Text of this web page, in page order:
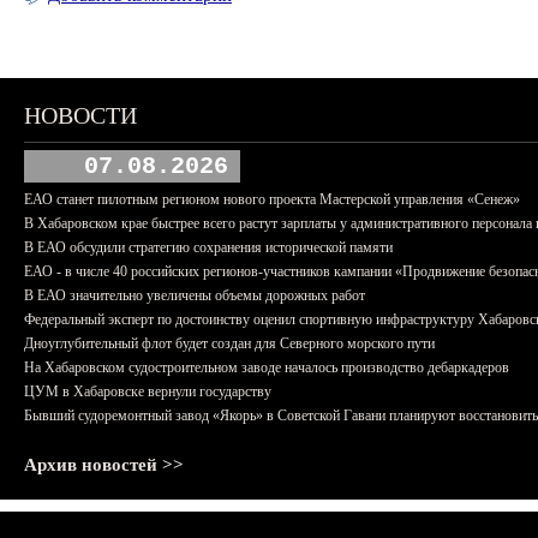
НОВОСТИ
07.08.2026
ЕАО станет пилотным регионом нового проекта Мастерской управления «Сенеж»
В Хабаровском крае быстрее всего растут зарплаты у административного персонала
В ЕАО обсудили стратегию сохранения исторической памяти
ЕАО - в числе 40 российских регионов-участников кампании «Продвижение
В ЕАО значительно увеличены объемы дорожных работ
Федеральный эксперт по достоинству оценил спортивную инфраструктуру
Дноуглубительный флот будет создан для Северного морского пути
На Хабаровском судостроительном заводе началось производство дебаркадеров
ЦУМ в Хабаровске вернули государству
Бывший судоремонтный завод «Якорь» в Советской Гавани планируют восстановить
Архив новостей >>